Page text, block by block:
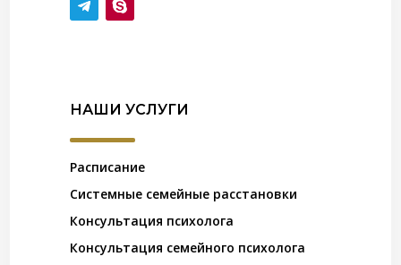
НАШИ УСЛУГИ
Расписание
Системные семейные расстановки
Консультация психолога
Консультация семейного психолога